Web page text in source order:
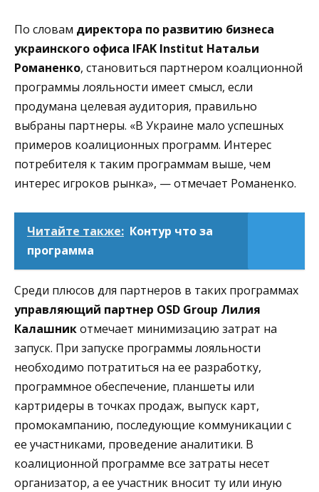
По словам директора по развитию бизнеса
украинского офиса IFAK Institut Натальи
Романенко, становиться партнером коалционной
программы лояльности имеет смысл, если
продумана целевая аудитория, правильно
выбраны партнеры. «В Украине мало успешных
примеров коалиционных программ. Интерес
потребителя к таким программам выше, чем
интерес игроков рынка», — отмечает Романенко.
Читайте также: Контур что за
программа
Среди плюсов для партнеров в таких программах
управляющий партнер OSD Group Лилия
Калашникотмечает минимизацию затрат на
запуск. При запуске программы лояльности
необходимо потратиться на ее разработку,
программное обеспечение, планшеты или
картридеры в точках продаж, выпуск карт,
промокампанию, последующие коммуникации с
ее участниками, проведение аналитики. В
коалиционной программе все затраты несет
организатор, а ее участник вносит ту или иную